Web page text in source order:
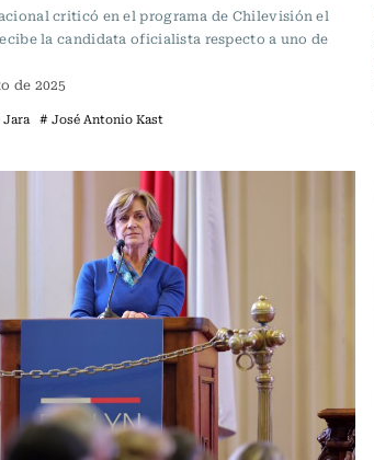
criticó en el programa de Chilevisión el
la candidata oficialista respecto a uno de
de 2025
# José Antonio Kast